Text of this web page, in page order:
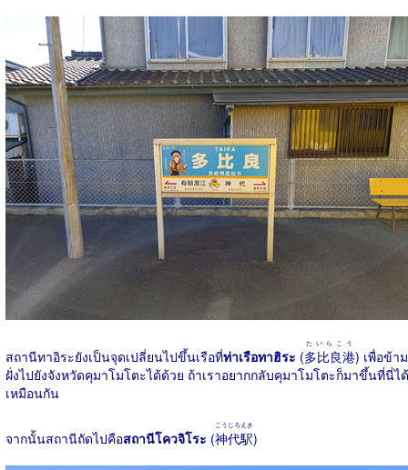
สถานีทาอิระยังเป็นจุดเปลี่ยนไปขึ้นเรือที่ท่าเรือทาฮิระ (多比良港
たいらこう
) เพื่อข้าม
ฝั่งไปยังจังหวัดคุมาโมโตะได้ด้วย ถ้าเราอยากกลับคุมาโมโตะก็มาขึ้นที่นี่ได้
เหมือนกัน
จากนั้นสถานีถัดไปคือสถานีโควจิโระ (神代駅
こうじろえき
)